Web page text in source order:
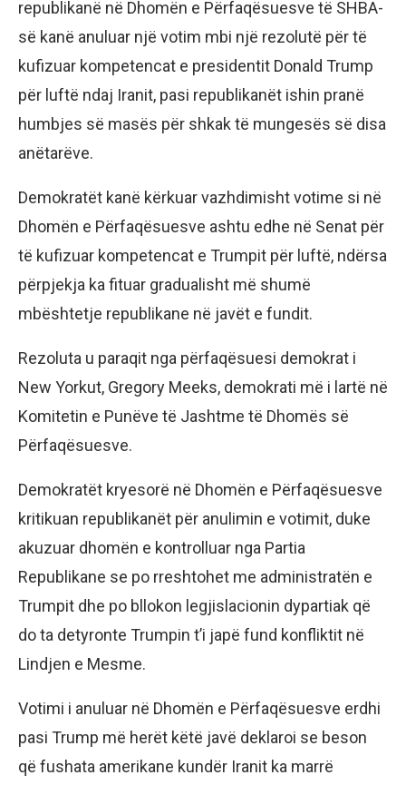
republikanë në Dhomën e Përfaqësuesve të SHBA-
së kanë anuluar një votim mbi një rezolutë për të
kufizuar kompetencat e presidentit Donald Trump
për luftë ndaj Iranit, pasi republikanët ishin pranë
humbjes së masës për shkak të mungesës së disa
anëtarëve.
Demokratët kanë kërkuar vazhdimisht votime si në
Dhomën e Përfaqësuesve ashtu edhe në Senat për
të kufizuar kompetencat e Trumpit për luftë, ndërsa
përpjekja ka fituar gradualisht më shumë
mbështetje republikane në javët e fundit.
Rezoluta u paraqit nga përfaqësuesi demokrat i
New Yorkut, Gregory Meeks, demokrati më i lartë në
Komitetin e Punëve të Jashtme të Dhomës së
Përfaqësuesve.
Demokratët kryesorë në Dhomën e Përfaqësuesve
kritikuan republikanët për anulimin e votimit, duke
akuzuar dhomën e kontrolluar nga Partia
Republikane se po rreshtohet me administratën e
Trumpit dhe po bllokon legjislacionin dypartiak që
do ta detyronte Trumpin t’i japë fund konfliktit në
Lindjen e Mesme.
Votimi i anuluar në Dhomën e Përfaqësuesve erdhi
pasi Trump më herët këtë javë deklaroi se beson
që fushata amerikane kundër Iranit ka marrë